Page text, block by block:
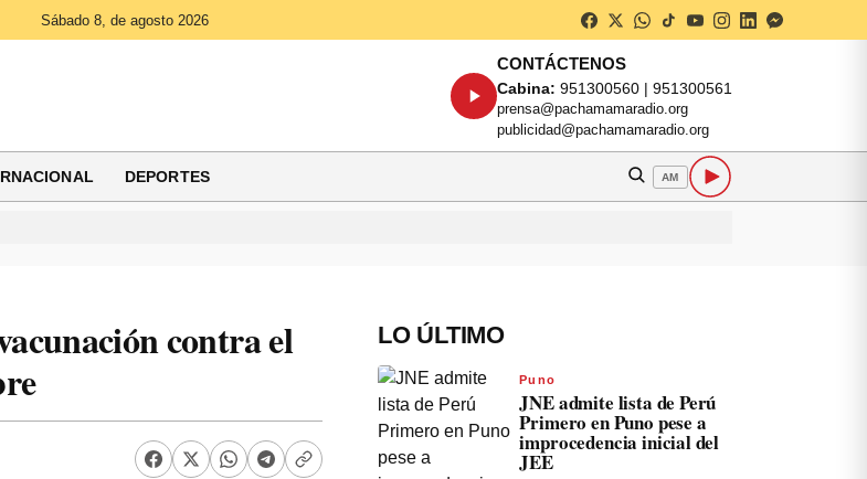
Sábado 8, de agosto 2026
CONTÁCTENOS
Cabina: 951300560 | 951300561
prensa@pachamamaradio.org
publicidad@pachamamaradio.org
DEPORTES AM
contra el
LO ÚLTIMO
Puno
JNE admite lista de Perú
Primero en Puno pese a
improcedencia inicial del
JEE